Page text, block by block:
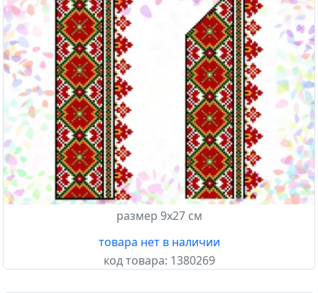
размер 9х27 см
товара нет в наличии
код товара: 1380269